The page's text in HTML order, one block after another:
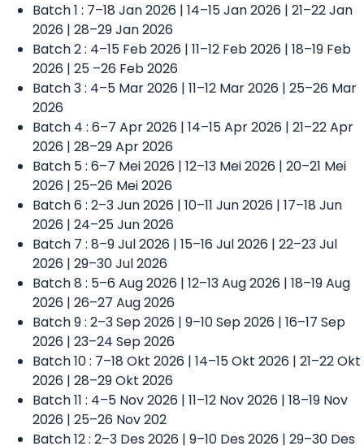
Batch 1 : 7–18 Jan 2026 | 14–15 Jan 2026 | 21–22 Jan
2026 | 28–29 Jan 2026
Batch 2 : 4–15 Feb 2026 | 11–12 Feb 2026 | 18–19 Feb
2026 | 25 –26 Feb 2026
Batch 3 : 4–5 Mar 2026 | 11–12 Mar 2026 | 25–26 Mar
2026
Batch 4 : 6–7 Apr 2026 | 14–15 Apr 2026 | 21–22 Apr
2026 | 28–29 Apr 2026
Batch 5 : 6–7 Mei 2026 | 12–13 Mei 2026 | 20–21 Mei
2026 | 25–26 Mei 2026
Batch 6 : 2–3 Jun 2026 | 10–11 Jun 2026 | 17–18 Jun
2026 | 24–25 Jun 2026
Batch 7 : 8–9 Jul 2026 | 15–16 Jul 2026 | 22–23 Jul
2026 | 29–30 Jul 2026
Batch 8 : 5–6 Aug 2026 | 12–13 Aug 2026 | 18–19 Aug
2026 | 26–27 Aug 2026
Batch 9 : 2–3 Sep 2026 | 9–10 Sep 2026 | 16–17 Sep
2026 | 23–24 Sep 2026
Batch 10 : 7–18 Okt 2026 | 14–15 Okt 2026 | 21–22 Okt
2026 | 28–29 Okt 2026
Batch 11 : 4–5 Nov 2026 | 11–12 Nov 2026 | 18–19 Nov
2026 | 25–26 Nov 202
Batch 12 : 2–3 Des 2026 | 9–10 Des 2026 | 29–30 Des